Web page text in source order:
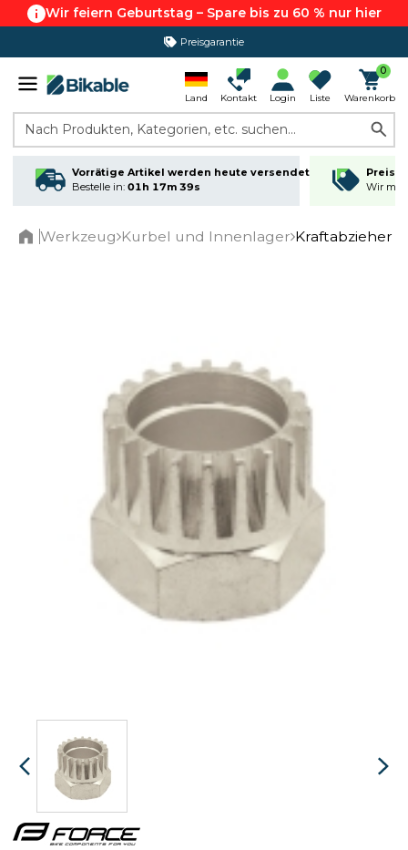
Wir feiern Geburtstag – Spare bis zu 60 % nur hier
Land Kontakt Login Liste
0
Warenkorb
Nach Produkten, Kategorien, etc. suchen...
Vorrätige Artikel werden heute versendet
Bestelle in: 01h 17m 39s
Wir
Werkzeug Kurbel und Innenlager Kraftabzieher